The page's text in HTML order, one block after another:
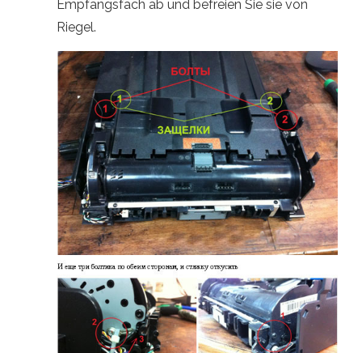
Empfangsfach ab und befreien Sie sie von
Riegel.